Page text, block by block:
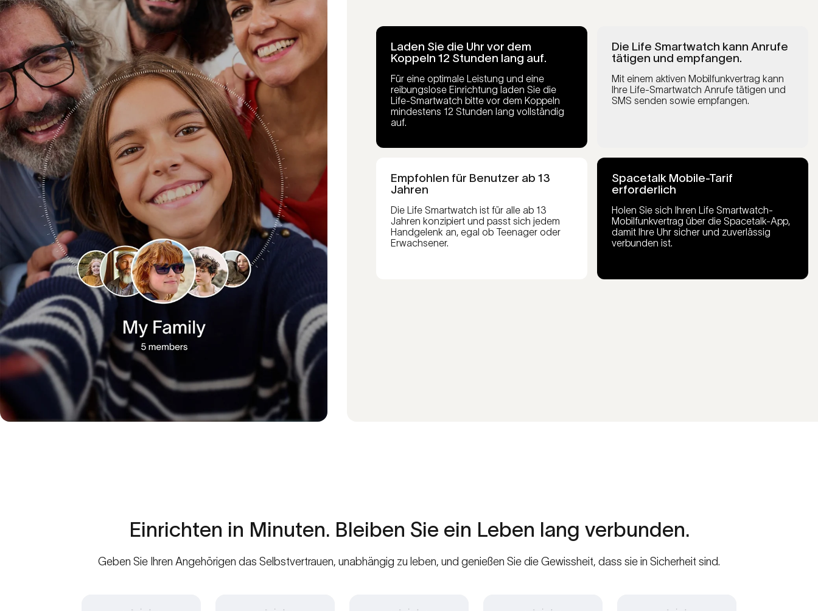
Laden Sie die Uhr vor dem
Koppeln 12 Stunden lang auf.
Für eine optimale Leistung und eine
reibungslose Einrichtung laden Sie die
Life-Smartwatch bitte vor dem Koppeln
mindestens 12 Stunden lang vollständig
auf.
Die Life Smartwatch kann Anrufe
tätigen und empfangen.
Mit einem aktiven Mobilfunkvertrag kann
Ihre Life-Smartwatch Anrufe tätigen und
SMS senden sowie empfangen.
Empfohlen für Benutzer ab 13
Jahren
Die Life Smartwatch ist für alle ab 13
Jahren konzipiert und passt sich jedem
Handgelenk an, egal ob Teenager oder
Erwachsener.
Spacetalk Mobile-Tarif
erforderlich
Holen Sie sich Ihren Life Smartwatch-
Mobilfunkvertrag über die Spacetalk-App,
damit Ihre Uhr sicher und zuverlässig
verbunden ist.
Einrichten in Minuten. Bleiben Sie ein Leben lang verbunden.
Geben Sie Ihren Angehörigen das Selbstvertrauen, unabhängig zu leben, und genießen Sie die Gewissheit, dass sie in Sicherheit sind.